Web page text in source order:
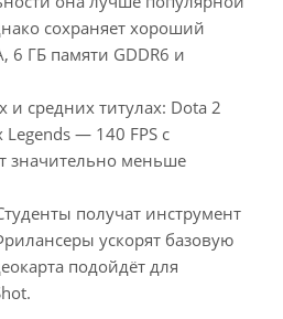
сохраняет хороший
6 ГБ памяти GDDR6 и
и средних титулах: Dota 2
Legends — 140 FPS с
значительно меньше
получат инструмент
ускорят базовую
подойдёт для